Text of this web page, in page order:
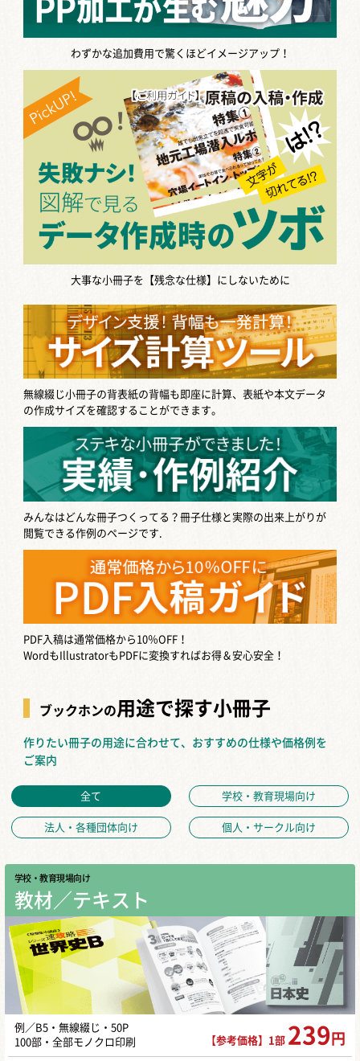
わずかな追加費用で驚くほどイメージアップ！
大事な小冊子を【残念な仕様】にしないために
無線綴じ小冊子の背表紙の背幅も即座に計算、表紙や本文データ
の作成サイズを確認することができます。
みんなはどんな冊子つくってる？冊子仕様と実際の出来上がりが
閲覧できる作例のページです.
PDF入稿は通常価格から10％OFF！
WordもIllustratorもPDFに変換すればお得＆安心安全！
ブックホンの用途で探す小冊子
作りたい冊子の用途に合わせて、おすすめの仕様や価格例を
ご案内
全て 学校・教育現場向け
法人・各種団体向け 個人・サークル向け
学校・教育現場向け
教材／テキスト
例／B5・無線綴じ・50P
100部・全部モノクロ印刷
【参考価格】1部 239 円